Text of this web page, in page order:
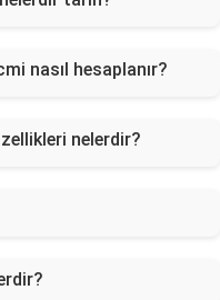
nasıl hesaplanır?
nelerdir?